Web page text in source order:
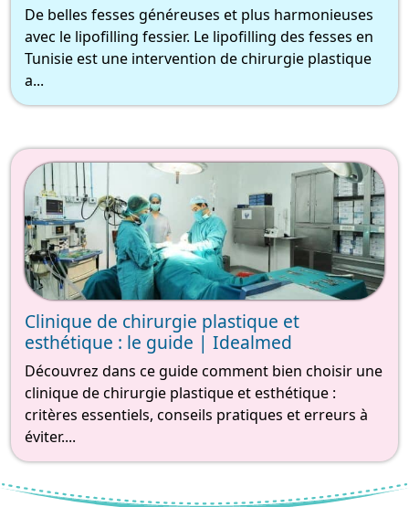
De belles fesses généreuses et plus harmonieuses
avec le lipofilling fessier. Le lipofilling des fesses en
Tunisie est une intervention de chirurgie plastique
a...
Clinique de chirurgie plastique et
esthétique : le guide | Idealmed
Découvrez dans ce guide comment bien choisir une
clinique de chirurgie plastique et esthétique :
critères essentiels, conseils pratiques et erreurs à
éviter....